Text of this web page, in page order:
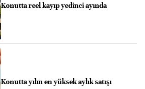
Konutta reel kayıp yedinci ayında
Konutta yılın en yüksek aylık satışı